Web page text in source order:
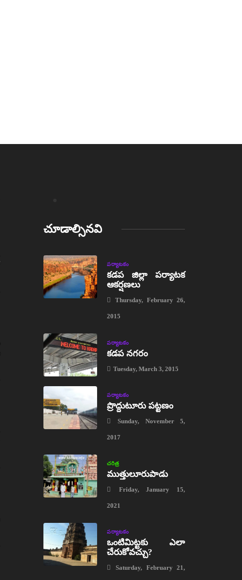
చూడాల్సినవి
పర్యాటకం
కడప జిల్లా పర్యాటక
ఆకర్షణలు
Thursday, February 26,
2015
పర్యాటకం
కడప నగరం
Tuesday, March 3, 2015
పర్యాటకం
ప్రొద్దుటూరు పట్టణం
Sunday, November 5,
2017
చరిత్ర
ముత్తులూరుపాడు
Friday, January 15,
2021
పర్యాటకం
ఒంటిమిట్టకు ఎలా
చేరుకోవచ్చు?
Saturday, February 21,